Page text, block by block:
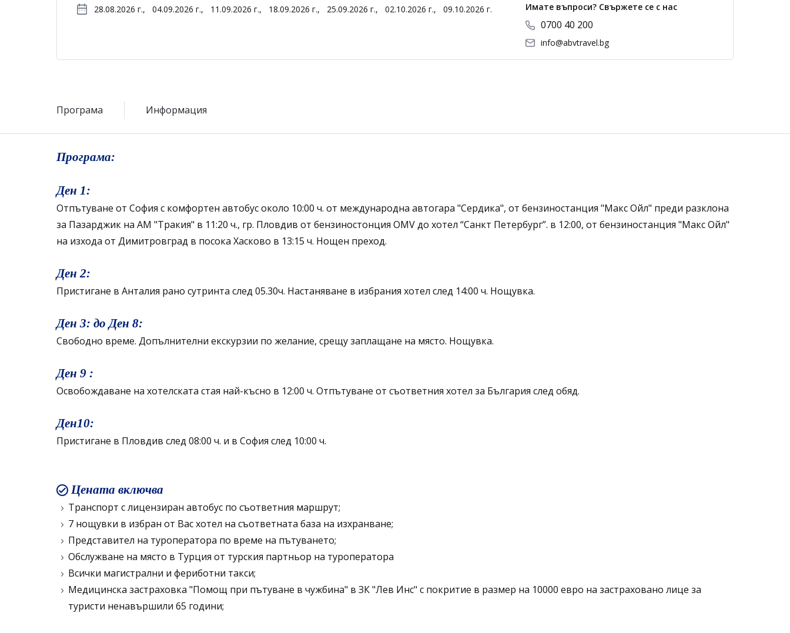
28.08.2026 г., 04.09.2026 г., 11.09.2026 г., 18.09.2026 г., 25.09.2026 г., 02.10.2026 г., 09.10.2026 г. Имате въпроси? Свържете се с нас
0700 40 200
info@abvtravel.bg
Програма Информация
Програма:
Ден 1:
Отпътуване от София с комфортен автобус около 10:00 ч. от международна автогара "Сердика", от бензиностанция "Макс Ойл" преди разклона
за Пазарджик на АМ "Тракия" в 11:20 ч., гр. Пловдив от бензиностонция OMV до хотел “Санкт Петербург”. в 12:00, от бензиностанция "Макс Ойл"
на изхода от Димитровград в посока Хасково в 13:15 ч. Нощен преход.
Ден 2:
Пристигане в Анталия рано сутринта след 05.30ч. Настаняване в избрания хотел след 14:00 ч. Нощувка.
Ден 3: до Ден 8:
Свободно време. Допълнителни екскурзии по желание, срещу заплащане на място. Нощувка.
Ден 9 :
Освобождаване на хотелската стая най-късно в 12:00 ч. Отпътуване от съответния хотел за България след обяд.
Ден10:
Пристигане в Пловдив след 08:00 ч. и в София след 10:00 ч.
Цената включва
Транспорт с лицензиран автобус по съответния маршрут;
7 нощувки в избран от Вас хотел на съответната база на изхранване;
Представител на туроператора по време на пътуването;
Обслужване на място в Турция от турския партньор на туроператора
Всички магистрални и фериботни такси;
Медицинска застраховка "Помощ при пътуване в чужбина" в ЗК "Лев Инс" с покритие в размер на 10000 евро на застраховано лице за
туристи ненавършили 65 години;